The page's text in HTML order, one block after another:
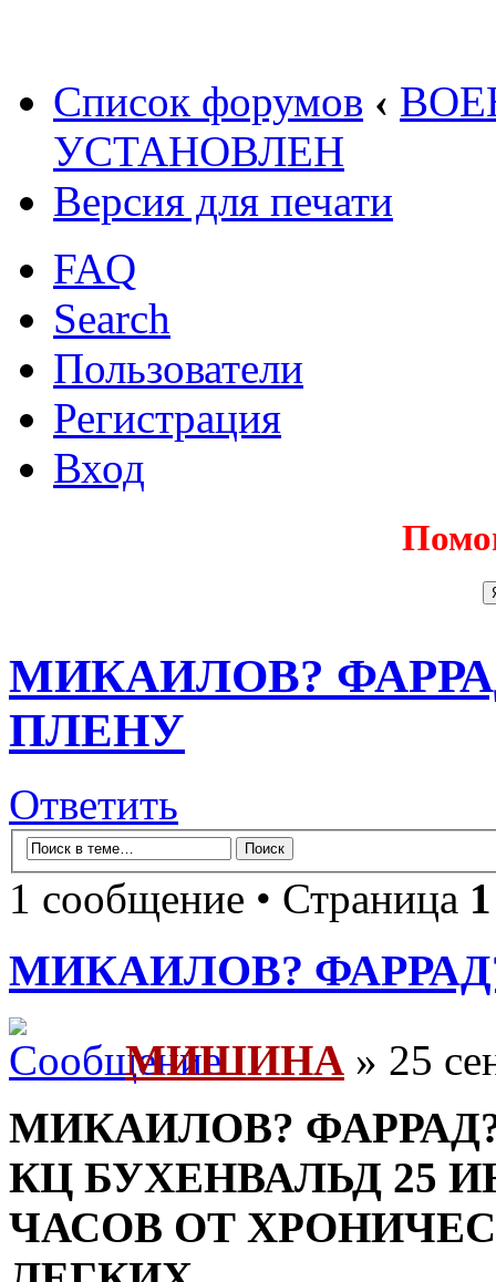
Список форумов ‹
УСТАНОВЛЕН
Версия для печати
FAQ
Search
Пользователи
Регистрация
Вход
МИКАИЛОВ?
ПЛЕНУ
Ответить
1 сообщение • Страница 1
МИКАИЛОВ?
МИШИНА » 25
МИКАИЛОВ?
КЦ БУХЕНВАЛЬД 25
ЧАСОВ ОТ